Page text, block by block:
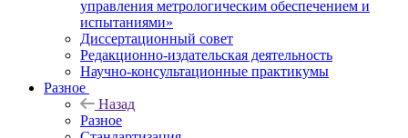
управления метрологическим обеспечением и
испытаниями»
Диссертационный совет
Редакционно-издательская деятельность
Научно-консультационные практикумы
Разное
Назад
Разное